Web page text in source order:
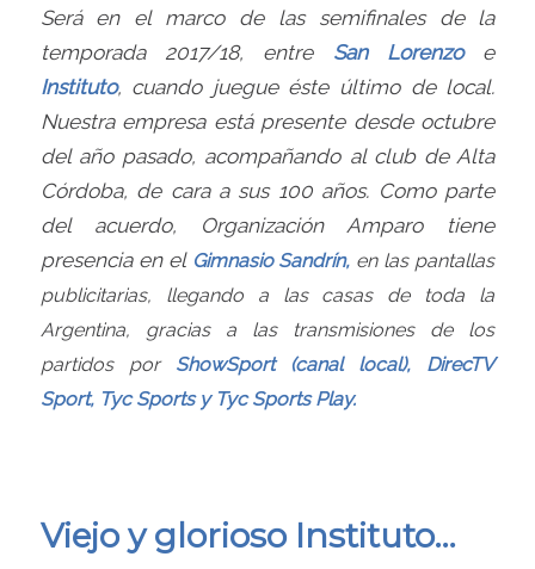
Será en el marco de las semifinales de la
temporada 2017/18, entre San Lorenzoe
Instituto, cuando juegue éste último de local.
Nuestra empresa está presente desde octubre
del año pasado, acompañando al club de Alta
Córdoba, de cara a sus 100 años. Como parte
del acuerdo, Organización Amparo tiene
presencia en el Gimnasio Sandrín, en las pantallas
publicitarias, llegando a las casas de toda la
Argentina, gracias a las transmisiones de los
partidos por ShowSport (canal local), DirecTV
Sport, Tyc Sports y Tyc Sports Play.
Viejo y glorioso Instituto…